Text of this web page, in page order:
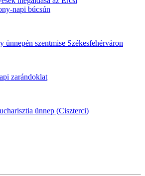
napi búcsún
ünnepén szentmise Székesfehérváron
zarándoklat
ünnep (Ciszterci)